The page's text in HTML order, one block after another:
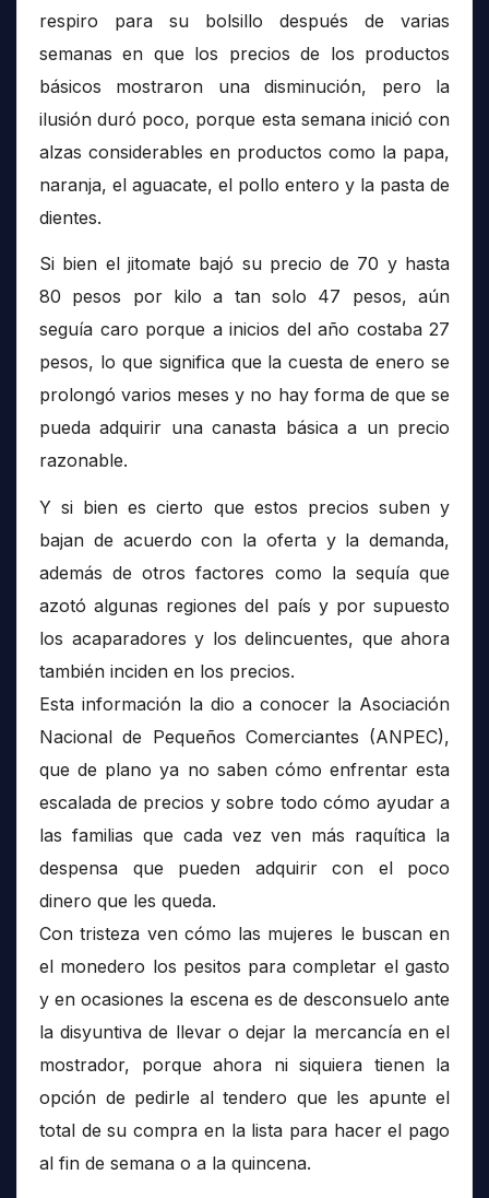
respiro para su bolsillo después de varias
semanas en que los precios de los productos
básicos mostraron una disminución, pero la
ilusión duró poco, porque esta semana inició con
alzas considerables en productos como la papa,
naranja, el aguacate, el pollo entero y la pasta de
dientes.
Si bien el jitomate bajó su precio de 70 y hasta
80 pesos por kilo a tan solo 47 pesos, aún
seguía caro porque a inicios del año costaba 27
pesos, lo que significa que la cuesta de enero se
prolongó varios meses y no hay forma de que se
pueda adquirir una canasta básica a un precio
razonable.
Y si bien es cierto que estos precios suben y
bajan de acuerdo con la oferta y la demanda,
además de otros factores como la sequía que
azotó algunas regiones del país y por supuesto
los acaparadores y los delincuentes, que ahora
también inciden en los precios.
Esta información la dio a conocer la Asociación
Nacional de Pequeños Comerciantes (ANPEC),
que de plano ya no saben cómo enfrentar esta
escalada de precios y sobre todo cómo ayudar a
las familias que cada vez ven más raquítica la
despensa que pueden adquirir con el poco
dinero que les queda.
Con tristeza ven cómo las mujeres le buscan en
el monedero los pesitos para completar el gasto
y en ocasiones la escena es de desconsuelo ante
la disyuntiva de llevar o dejar la mercancía en el
mostrador, porque ahora ni siquiera tienen la
opción de pedirle al tendero que les apunte el
total de su compra en la lista para hacer el pago
al fin de semana o a la quincena.